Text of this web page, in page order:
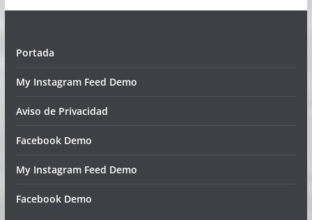
Portada
My Instagram Feed Demo
Aviso de Privacidad
Facebook Demo
My Instagram Feed Demo
Facebook Demo